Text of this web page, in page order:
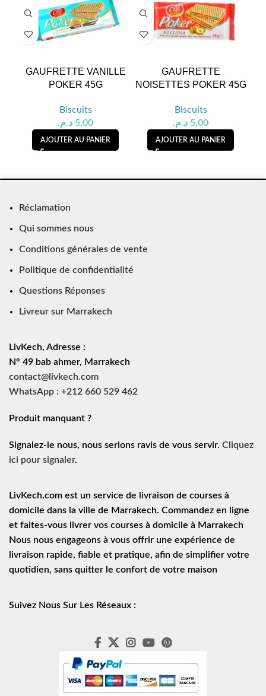
GAUFRETTE VANILLE
POKER 45G
Biscuits
5,00 د.م.
AJOUTER AU PANIER
GAUFRETTE
NOISETTES POKER 45G
Biscuits
5,00 د.م.
AJOUTER AU PANIER
Réclamation
Qui sommes nous
Conditions générales de vente
Politique de confidentialité
Questions Réponses
Livreur sur Marrakech
LivKech, Adresse :
N° 49 bab ahmer, Marrakech
contact@livkech.com
WhatsApp : +212 660 529 462
Produit manquant ?
Signalez-le nous, nous serions ravis de vous servir. Cliquez
ici pour signaler.
LivKech.com est un service de
livraison de courses à
domicile dans la ville de Marrakech. Commandez en ligne
et faites-vous livrer vos courses à domicile à Marrakech
Nous nous engageons à vous offrir une expérience de
livraison rapide, fiable et pratique, afin de simplifier votre
quotidien, sans quitter le confort de votre maison
Suivez Nous Sur Les Réseaux :